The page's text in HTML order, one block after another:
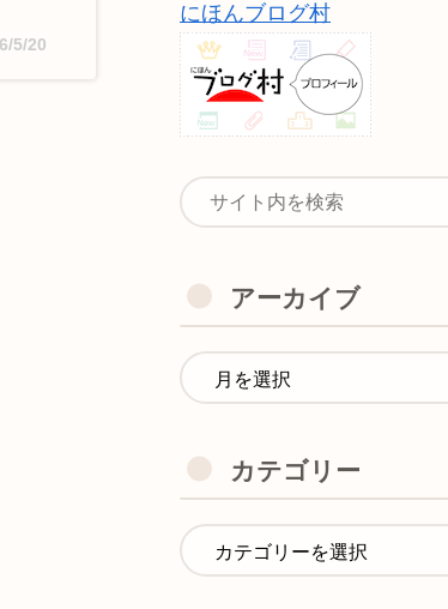
5/20
にほんブログ村
アーカイブ
カテゴリー